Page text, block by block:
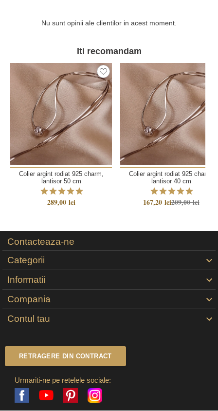
rhodium, metal pretios care confera bijuteriilor aspectul
Nu sunt opinii ale clientilor in acest moment.
Iti recomandam
Colier argint rodiat 925 charm,
lantisor 50 cm
289,00 lei
Colier argint rodiat 925 charm,
lantisor 40 cm
167,20 lei209,00 lei
Contacteaza-ne
Categorii

Informatii 
Compania 
Contul tau 
RETRAGERE DIN CONTRACT
Urmariti-ne pe retelele sociale:
FacebookYouTube Pinterest